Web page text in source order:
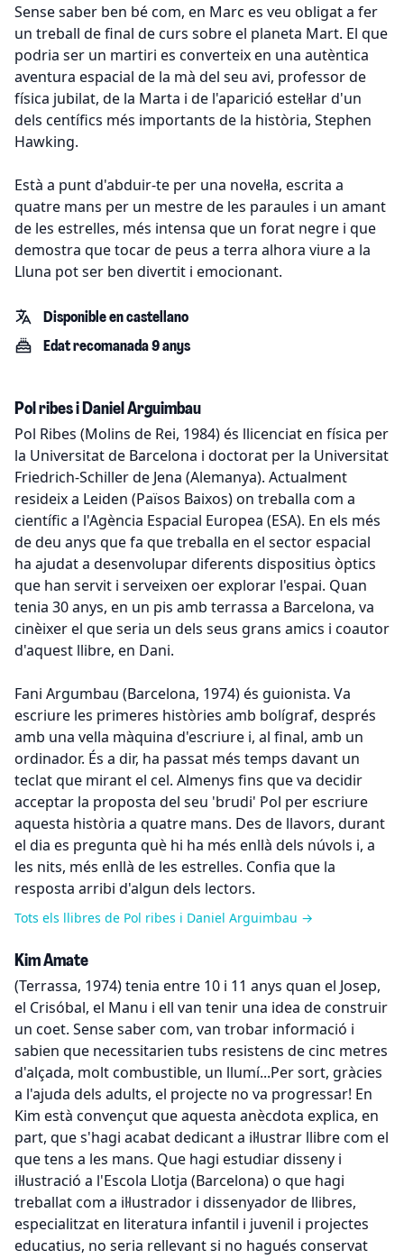
Sense saber ben bé com, en Marc es veu obligat a fer
un treball de final de curs sobre el planeta Mart. El que
podria ser un martiri es converteix en una autèntica
aventura espacial de la mà del seu avi, professor de
física jubilat, de la Marta i de l'aparició estel·lar d'un
dels centífics més importants de la història, Stephen
Hawking.
Està a punt d'abduir-te per una novel·la, escrita a
quatre mans per un mestre de les paraules i un amant
de les estrelles, més intensa que un forat negre i que
demostra que tocar de peus a terra alhora viure a la
Lluna pot ser ben divertit i emocionant.
Disponible en castellano
Edat recomanada 9 anys
Pol ribes i Daniel Arguimbau
Pol Ribes (Molins de Rei, 1984) és llicenciat en física per
la Universitat de Barcelona i doctorat per la Universitat
Friedrich-Schiller de Jena (Alemanya). Actualment
resideix a Leiden (Països Baixos) on treballa com a
científic a l'Agència Espacial Europea (ESA). En els més
de deu anys que fa que treballa en el sector espacial
ha ajudat a desenvolupar diferents dispositius òptics
que han servit i serveixen oer explorar l'espai. Quan
tenia 30 anys, en un pis amb terrassa a Barcelona, va
cinèixer el que seria un dels seus grans amics i coautor
d'aquest llibre, en Dani.
Fani Argumbau (Barcelona, 1974) és guionista. Va
escriure les primeres històries amb bolígraf, després
amb una vella màquina d'escriure i, al final, amb un
ordinador. És a dir, ha passat més temps davant un
teclat que mirant el cel. Almenys fins que va decidir
acceptar la proposta del seu 'brudi' Pol per escriure
aquesta història a quatre mans. Des de llavors, durant
el dia es pregunta què hi ha més enllà dels núvols i, a
les nits, més enllà de les estrelles. Confia que la
resposta arribi d'algun dels lectors.
Tots els llibres de Pol ribes i Daniel Arguimbau →
Kim Amate
(Terrassa, 1974) tenia entre 10 i 11 anys quan el Josep,
el Crisóbal, el Manu i ell van tenir una idea de construir
un coet. Sense saber com, van trobar informació i
sabien que necessitarien tubs resistens de cinc metres
d'alçada, molt combustible, un llumí...Per sort, gràcies
a l'ajuda dels adults, el projecte no va progressar! En
Kim està convençut que aquesta anècdota explica, en
part, que s'hagi acabat dedicant a il·lustrar llibre com el
que tens a les mans. Que hagi estudiar disseny i
il·lustració a l'Escola Llotja (Barcelona) o que hagi
treballat com a il·lustrador i dissenyador de llibres,
especialitzat en literatura infantil i juvenil i projectes
educatius, no seria rellevant si no hagués conservat